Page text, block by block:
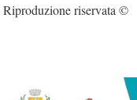
Riproduzione riservata ©